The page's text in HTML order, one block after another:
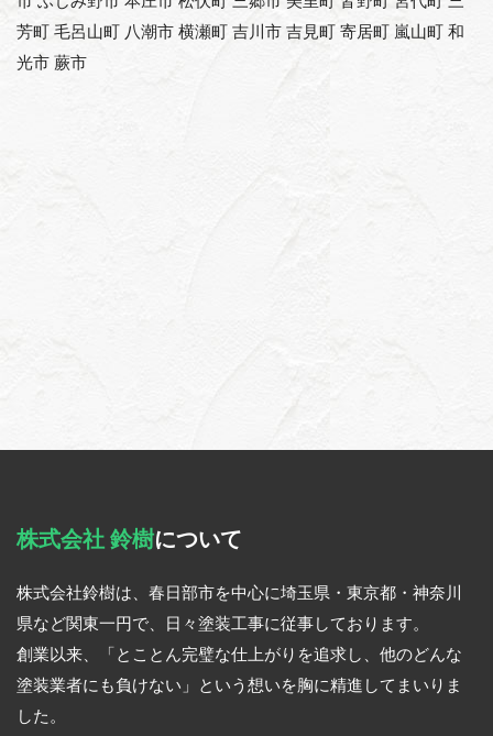
芳町 毛呂山町 八潮市 横瀬町 吉川市 吉見町 寄居町 嵐山町 和
光市 蕨市
株式会社 鈴樹について
株式会社鈴樹は、春日部市を中心に埼玉県・東京都・神奈川
県など関東一円で、日々塗装工事に従事しております。
創業以来、「とことん完璧な仕上がりを追求し、他のどんな
塗装業者にも負けない」という想いを胸に精進してまいりま
した。